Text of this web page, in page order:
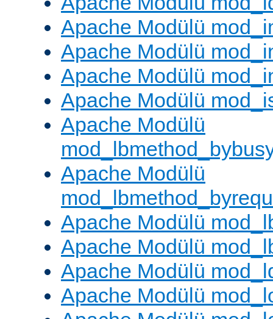
Apache Modülü
Apache Modülü
Apache Modülü
Apache Modülü
Apache Modülü
Apache Modülü
Apache Modülü
Apache Modülü
Apache Modülü
Apache Modülü